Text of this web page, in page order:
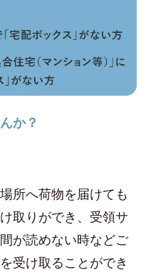
か？
所へ荷物を届けても
取りができ、受領サ
が読めない時などご
受け取ることができ